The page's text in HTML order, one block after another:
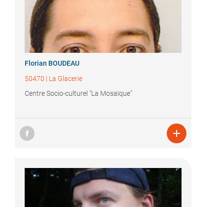
Florian BOUDEAU
50470 | La Glacerie
Centre Socio-culturel "La Mosaïque"
